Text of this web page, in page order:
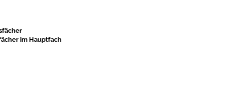
im Hauptfach